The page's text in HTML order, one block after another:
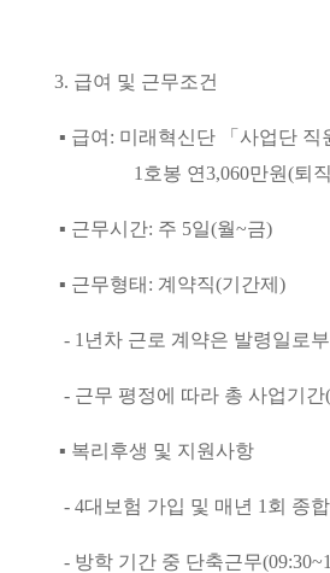
3. 급여 및 근무조건
▪ 급여 : 미래혁신단 「사업단
1 호봉 연3,060만원(퇴
▪ 근무시간: 주 5일(월~금)
▪ 근무형태 : 계약직(기간제 )
- 1 년차 근로 계약은 발령일로
- 근무 평정에 따라 총 사업기간
▪ 복리후생 및 지원사항
- 4대보험 가입 및 매년 1 회 종
- 방학 기간 중 단축근무